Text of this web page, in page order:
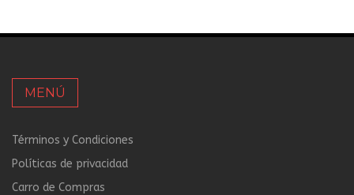
MENÚ
Términos y Condiciones
Políticas de privacidad
Carro de Compras